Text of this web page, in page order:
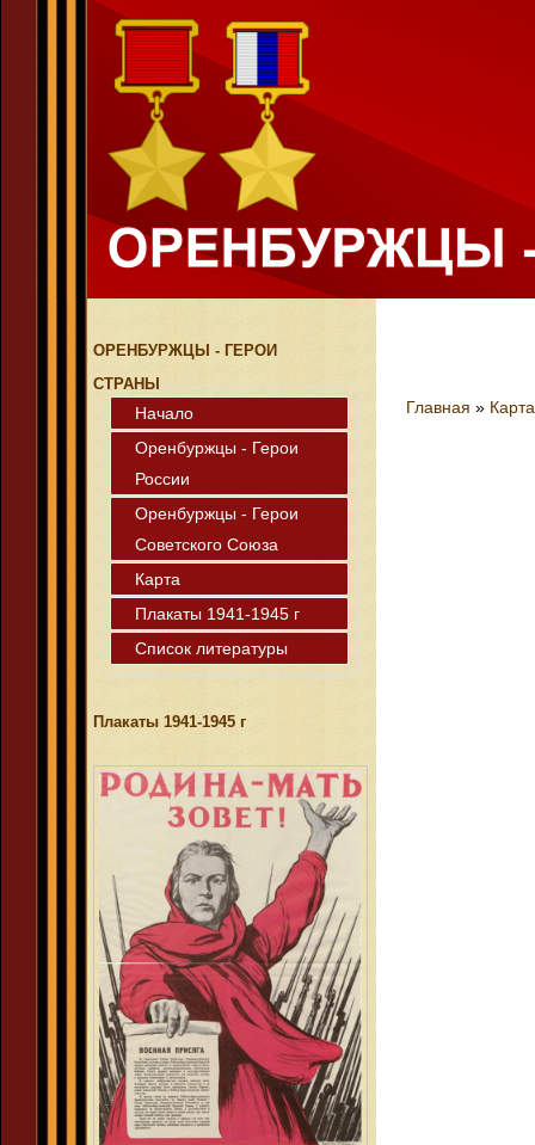
ОРЕНБУРЖЦЫ - ГЕРОИ
СТРАНЫ
Начало
Оренбуржцы - Герои
России
Оренбуржцы - Герои
Советского Союза
Карта
Плакаты 1941-1945 г
Список литературы
Плакаты 1941-1945 г
Главная » Карта